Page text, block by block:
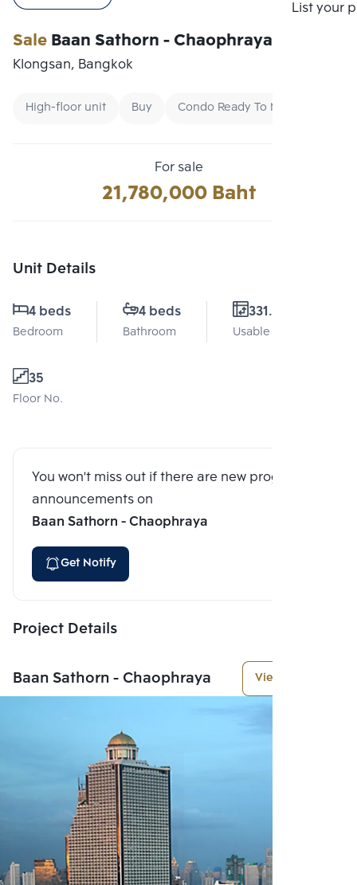
List your
SaleBaan Sathorn - Chaophraya
Klongsan, Bangkok
High-floor unit Buy Condo Ready To Move
For sale
21,780,000 Baht
Unit Details
4 beds
Bedroom
4 beds
Bathroom
331.38 Sq.m.
Usable area
35
Floor No.
You won't miss out if there are new program
announcements on
Baan Sathorn - Chaophraya
Get Notify
Project Details
Baan Sathorn - Chaophraya View More